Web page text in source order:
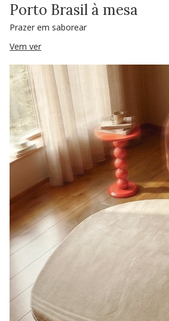
Porto Brasil à mesa
Prazer em saborear
Vem ver